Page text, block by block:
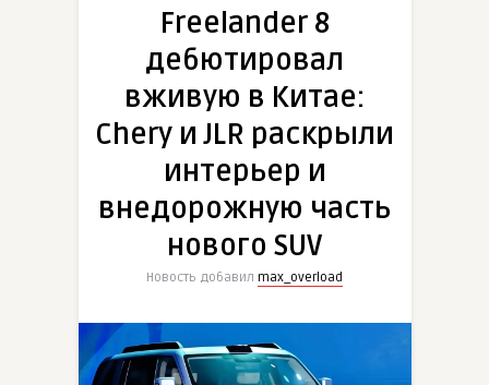
Freelander 8
дебютировал
вживую в Китае:
Chery и JLR раскрыли
интерьер и
внедорожную часть
нового SUV
Новость добавил max_overload